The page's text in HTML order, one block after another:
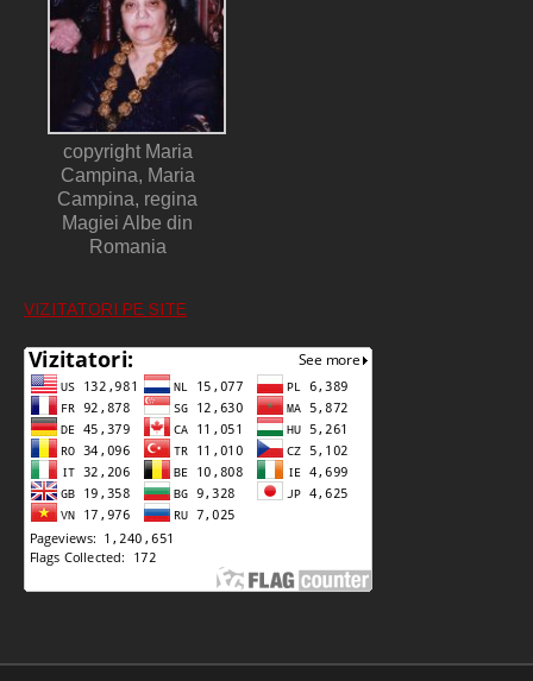
copyright Maria
Campina, Maria
Campina, regina
Magiei Albe din
Romania
VIZITATORI PE SITE